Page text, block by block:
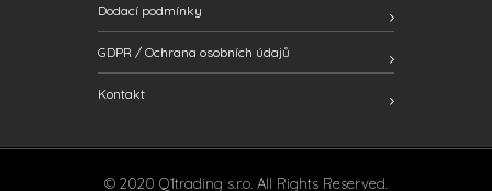
Dodací podmínky
GDPR / Ochrana osobních údajů
Kontakt
© 2020 Q1trading s.r.o. All Rights Reserved.